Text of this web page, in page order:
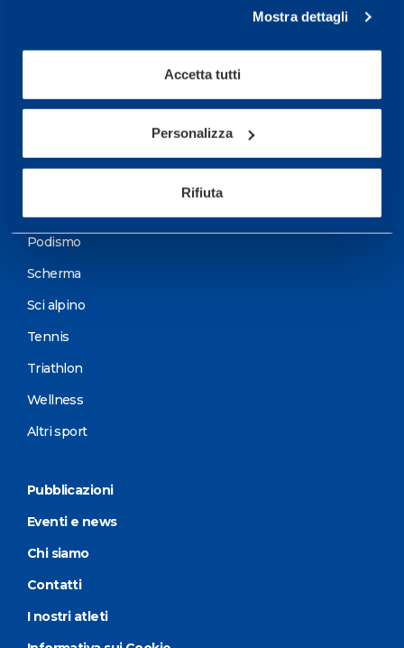
Mostra dettagli
Accetta tutti
Personalizza
Rifiuta
Podismo
Scherma
Sci alpino
Tennis
Triathlon
Wellness
Altri sport
Pubblicazioni
Eventi e news
Chi siamo
Contatti
I nostri atleti